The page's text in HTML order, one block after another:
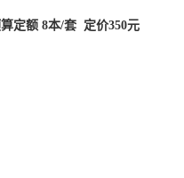
定额 8本/套  定价350元